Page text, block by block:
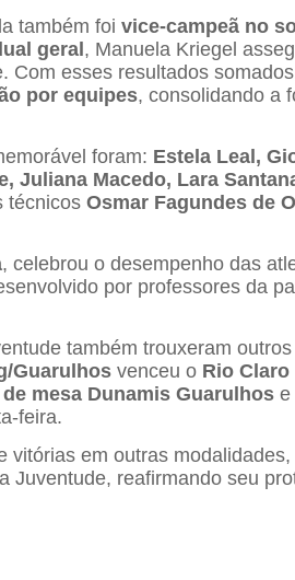
também foi vice-campeã no
geral, Manuela Kriegel
Com esses resultados
por equipes, consolidando a
foram: Estela Leal,
Juliana Macedo, Lara
técnicos Osmar Fagundes de
, celebrou o desempenho das
por professores da
também trouxeram
Guarulhos venceu o Rio Claro
mesa Dunamis Guarulhos e
feira.
vitórias em outras
Juventude, reafirmando seu